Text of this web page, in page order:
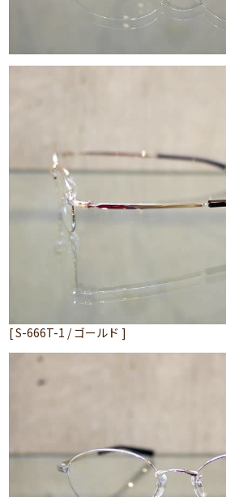
[ S-666T-1 / ゴールド ]